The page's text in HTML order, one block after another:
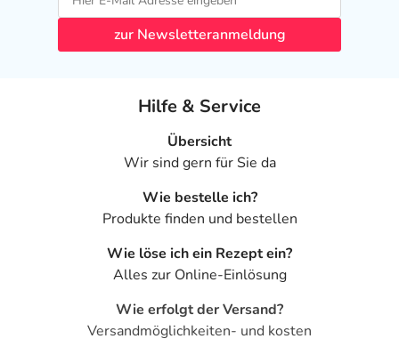
zur Newsletteranmeldung
Hilfe & Service
Übersicht
Wir sind gern für Sie da
Wie bestelle ich?
Produkte finden und bestellen
Wie löse ich ein Rezept ein?
Alles zur Online-Einlösung
Wie erfolgt der Versand?
Versandmöglichkeiten- und kosten